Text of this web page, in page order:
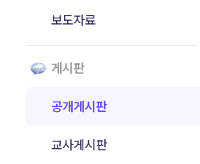
보도자료
게시판
공개게시판
교사게시판